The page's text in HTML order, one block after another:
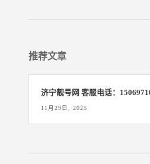
推荐文章
济宁靓号网 客服电话：
11月29日, 2025